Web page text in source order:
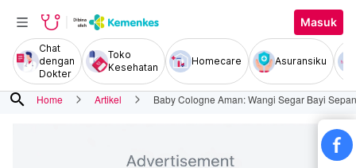
Masuk
Chat
dengan
Dokter
Toko
Kesehatan
Homecare Asuransiku
search Home Artikel Baby Cologne Aman: Wangi Segar Bayi